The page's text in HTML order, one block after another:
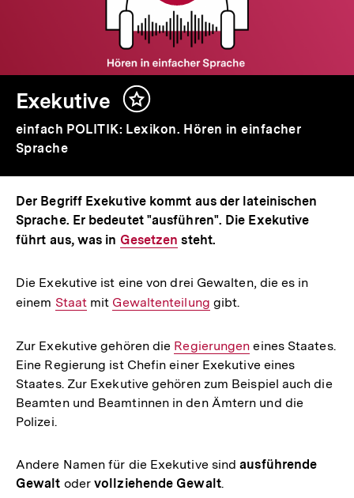
Exekutive
Inhalt
merken
einfach POLITIK: Lexikon. Hören in einfacher
Sprache
Der Begriff Exekutive kommt aus der lateinischen
Sprache. Er bedeutet "ausführen". Die Exekutive
führt aus, was in Interner
Gesetzen steht.
Die Exekutive ist eine von drei Gewalten, die es in
einem Interner
Staat mit Interner
Gewaltenteilung gibt.
Zur Exekutive gehören die Interner
Link:
Regierungen eines Staates.
Eine Regierung ist Chefin einer Exekutive eines
Staates. Zur Exekutive gehören zum Beispiel auch die
Beamten und Beamtinnen in den Ämtern und die
Polizei.
Andere Namen für die Exekutive sindausführende
Gewalt odervollziehende Gewalt.